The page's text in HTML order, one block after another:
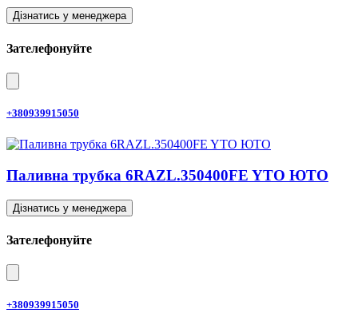
Дізнатись у менеджера
Зателефонуйте
+380939915050
Паливна трубка 6RAZL.350400FE YTO ЮТО
Дізнатись у менеджера
Зателефонуйте
+380939915050